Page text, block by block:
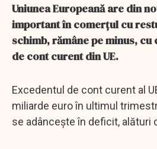
Uniunea Europeană are din
important în comerțul cu
schimb, rămâne pe minus,
de cont curent din UE.
Excedentul de cont curent al
miliarde euro în ultimul
se adâncește în deficit, alături